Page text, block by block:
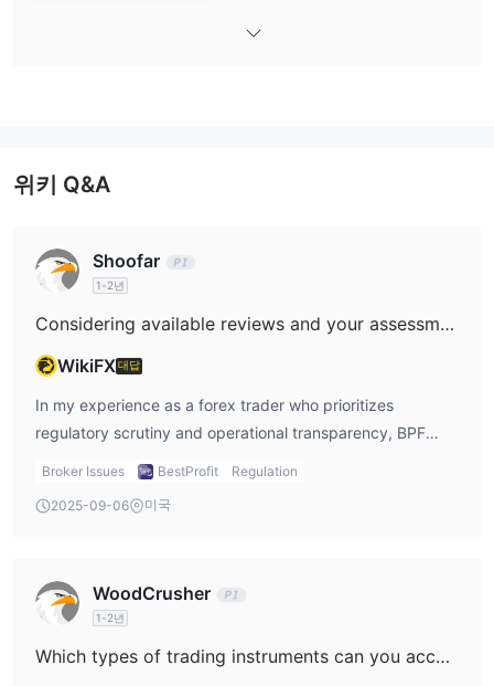
PT. Bestprofit Futures (BPF)의 거래 비용은 인도네시아 선물 시장
다. 비슷한 지수 선물 상품을 제공하는 인도네시아의 다른 규제된 중
개업체와 비교했을 때, 이는 점잖다고 여겨집니다.
PT. Bestprofit Futures (BPF)은
가능한 Pro Trader 모바일 앱을 통한 거래를 지원합니다
위키 Q&A
Shoofar
1-2년
Considering available reviews and your assessment, what is your evaluation of BPF's trustworthiness?
WikiFX대답
In my experience as a forex trader who prioritizes
regulatory scrutiny and operational transparency, BPF
stands out as a broker with established credentials in
dual regulation under BAPPEBTI and the Jakarta Futures
a decade, which is often a positive indicator of industry
longevity and ongoing compliance. For me, this is crucial
because oversight can potentially minimize risks of
Broker Issues BestProfit Regulation
2025-09-06 미국
WoodCrusher
1-2년
Which types of trading instruments can you access with BPF, such as forex, stocks, indices, cryptocurrencies, or commodities?